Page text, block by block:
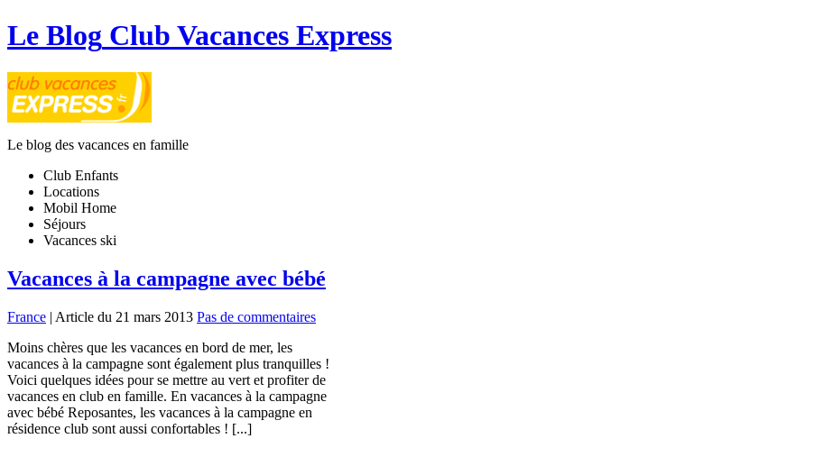
Le Blog Club Vacances Express
Le blog des vacances en famille
Club Enfants
Locations
Mobil Home
Séjours
Vacances ski
Vacances à la campagne avec bébé
France | Article du 21 mars 2013 Pas de commentaires
Moins chères que les vacances en bord de mer, les
vacances à la campagne sont également plus tranquilles !
Voici quelques idées pour se mettre au vert et profiter de
vacances en club en famille. En vacances à la campagne
avec bébé Reposantes, les vacances à la campagne en
résidence club sont aussi confortables ! [...]